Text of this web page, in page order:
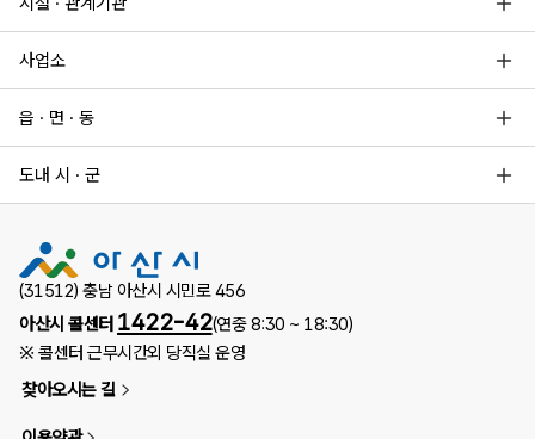
사업소
읍 · 면 · 동
도내 시 · 군
(31512) 충남 아산시 시민로 456
아산시 콜센터 1422-42(연중 8:30 ~ 18:30)
※ 콜센터 근무시간외 당직실 운영
찾아오시는 길